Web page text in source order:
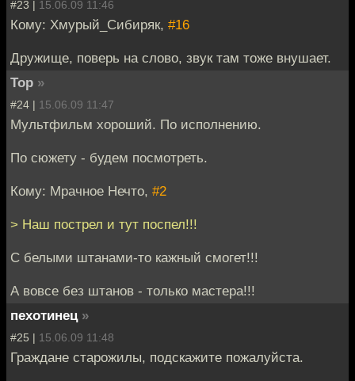
#23 | 15.06.09 11:46
Кому: Хмурый_Сибиряк, #16
Дружище, поверь на слово, звук там тоже внушает.
Тор »
#24 | 15.06.09 11:47
Мультфильм хороший. По исполнению.
По сюжету - будем посмотреть.
Кому: Мрачное Нечто, #2
> Наш пострел и тут поспел!!!
С белыми штанами-то кажный смогет!!!
А вовсе без штанов - только мастера!!!
пехотинец »
#25 | 15.06.09 11:48
Граждане старожилы, подскажите пожалуйста.